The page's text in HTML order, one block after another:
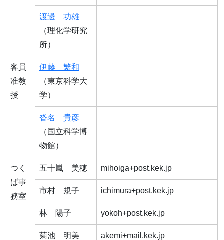
渡邊 功雄
（理化学研究
所）
客員
准教
授
伊藤 繁和
（東京科学大
学）
沓名 貴彦
（国立科学博
物館）
つく
ば事
務室
五十嵐 美穂 mihoiga+post.kek.jp
市村 規子 ichimura+post.kek.jp
林 陽子 yokoh+post.kek.jp
菊池 明美 akemi+mail.kek.jp